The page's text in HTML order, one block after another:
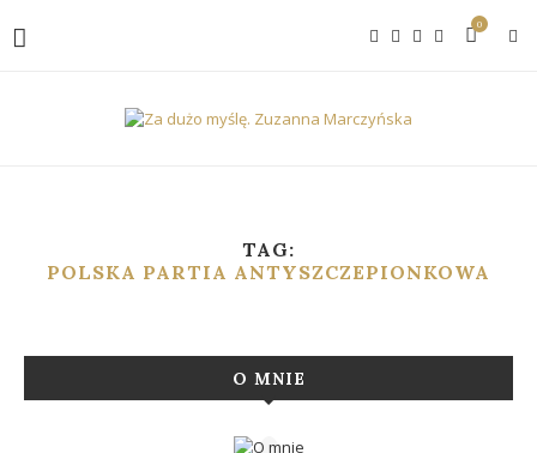
0
TAG:
POLSKA PARTIA ANTYSZCZEPIONKOWA
O MNIE